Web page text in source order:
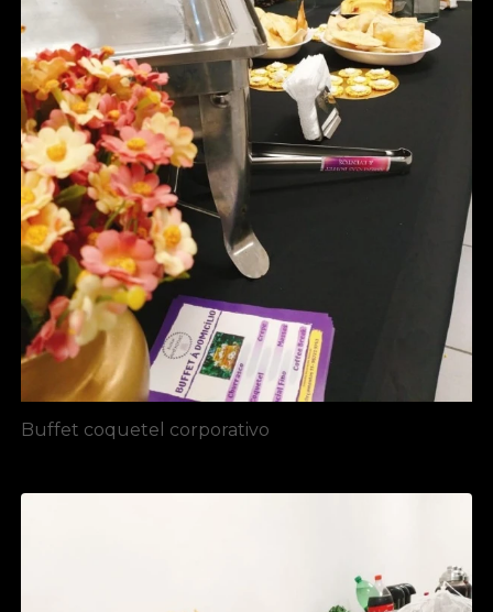
Buffet coquetel corporativo